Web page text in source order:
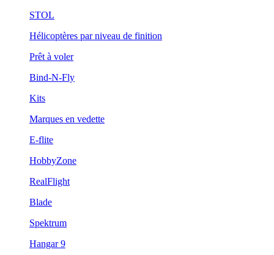
STOL
Hélicoptères par niveau de finition
Prêt à voler
Bind-N-Fly
Kits
Marques en vedette
E-flite
HobbyZone
RealFlight
Blade
Spektrum
Hangar 9